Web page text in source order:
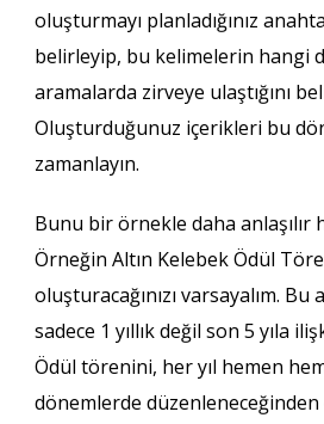
oluşturmayı planladığınız
belirleyip, bu kelimelerin hangi
aramalarda zirveye ulaştığını
Oluşturduğunuz içerikleri bu
zamanlayın.
Bunu bir örnekle daha anlaşılır
Örneğin Altın Kelebek Ödül
oluşturacağınızı varsayalım.
sadece 1 yıllık değil son 5 yıla
Ödül törenini, her yıl hemen
dönemlerde düzenleneceğinden